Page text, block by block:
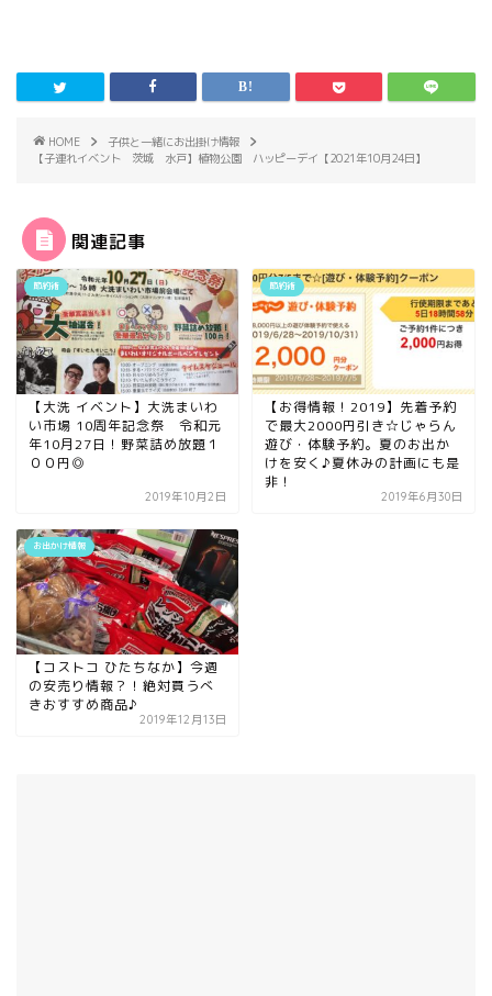
HOME
子供と一緒にお出掛け情報
【子連れイベント 茨城 水戸】植物公園 ハッピーデイ【2021年10月24日】
関連記事
節約術
【大洗 イベント】大洗まいわ
い市場 10周年記念祭 令和元
年10月27日！野菜詰め放題１
００円◎
2019年10月2日
節約術
【お得情報！2019】先着予約
で最大2000円引き☆じゃらん
遊び・体験予約。夏のお出か
けを安く♪夏休みの計画にも是
非！
2019年6月30日
お出かけ情報
【コストコ ひたちなか】今週
の安売り情報？！絶対買うべ
きおすすめ商品♪
2019年12月13日